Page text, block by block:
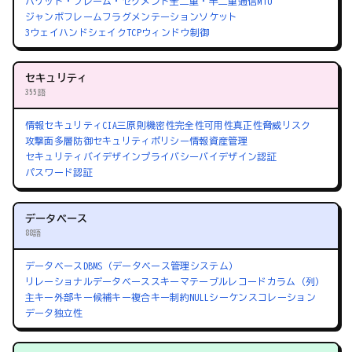
ジャンボフレーム フラグメンテーションソケット
3ウェイハンドシェイクTCPウィンドウ制御
セキュリティ
355語
情報セキュリティ CIA三原則機密性完全性可用性真正性脅威 リスク
攻撃面多層防御セキュリティポリシー情報資産管理
セキュリティバイデザインプライバシーバイデザイン認証
パスワード認証
データベース
88語
データベース DBMS（データベース管理システム）
リレーショナルデータベース スキーマテーブルレコード カラム（列）
主キー外部キー候補キー複合キー制約NULL シーケンス コレーション
データ独立性